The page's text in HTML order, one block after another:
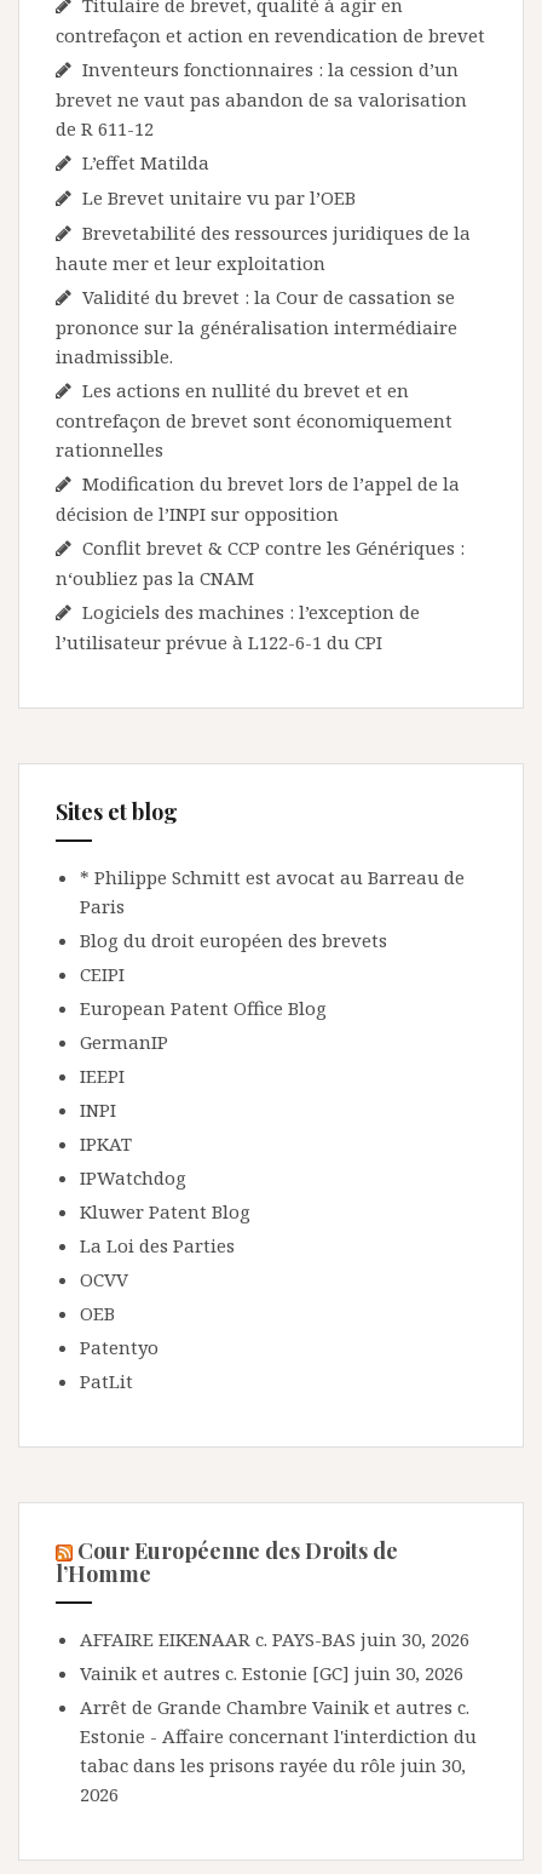
Titulaire de brevet, qualité à agir en
contrefaçon et action en revendication de brevet
Inventeurs fonctionnaires : la cession d’un
brevet ne vaut pas abandon de sa valorisation
de R 611-12
L’effet Matilda
Le Brevet unitaire vu par l’OEB
Brevetabilité des ressources juridiques de la
haute mer et leur exploitation
Validité du brevet : la Cour de cassation se
prononce sur la généralisation intermédiaire
inadmissible.
Les actions en nullité du brevet et en
contrefaçon de brevet sont économiquement
rationnelles
Modification du brevet lors de l’appel de la
décision de l’INPI sur opposition
Conflit brevet & CCP contre les Génériques :
n‘oubliez pas la CNAM
Logiciels des machines : l’exception de
l’utilisateur prévue à L122-6-1 du CPI
Sites et blog
* Philippe Schmitt est avocat au Barreau de
Paris
Blog du droit européen des brevets
CEIPI
European Patent Office Blog
GermanIP
IEEPI
INPI
IPKAT
IPWatchdog
Kluwer Patent Blog
La Loi des Parties
OCVV
OEB
Patentyo
PatLit
Cour Européenne des Droits de
l’Homme
AFFAIRE EIKENAAR c. PAYS-BAS juin 30, 2026
Vainik et autres c. Estonie [GC] juin 30, 2026
Arrêt de Grande Chambre Vainik et autres c.
Estonie - Affaire concernant l'interdiction du
tabac dans les prisons rayée du rôle juin 30,
2026